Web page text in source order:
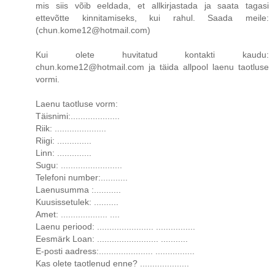
mis siis võib eeldada, et allkirjastada ja saata tagasi
ettevõtte kinnitamiseks, kui rahul. Saada meile:
(chun.kome12@hotmail.com)
Kui olete huvitatud kontakti kaudu:
chun.kome12@hotmail.com ja täida allpool laenu taotluse
vormi.
Laenu taotluse vorm:
Täisnimi:....................
Riik: .....................
Riigi: ..............
Linn: ..............
Sugu: .........................
Telefoni number:...........
Laenusumma :...........
Kuusissetulek: ..........
Amet: ................... ....
Laenu periood: ....................... ................
Eesmärk Loan: ......................... ...........
E-posti aadress:...................... ................
Kas olete taotlenud enne? ....................